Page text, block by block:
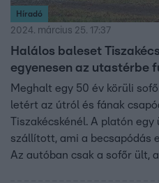
Híradó
2024. március 25. 17:37
Halálos baleset
egyenesen az utastérbe
Meghalt egy 50 év körüli
letért az útról és fának
Tiszakécskénél. A platón
szállított, ami a becsapódás
Az autóban csak a sofőr ült,